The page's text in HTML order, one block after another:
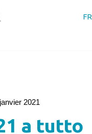
FR
2021
a tutto